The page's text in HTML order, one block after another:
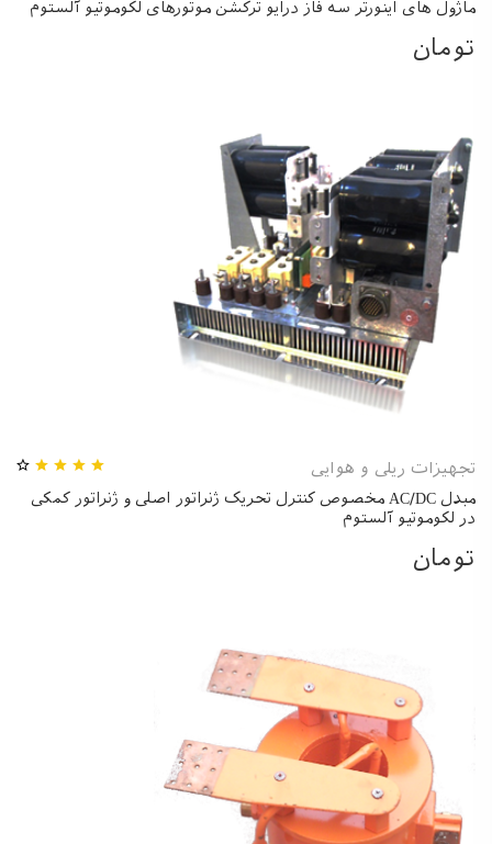
ماژول های اینورتر سه فاز درایو ترکشن موتورهای لکوموتیو آلستوم
تومان
تجهیزات ریلی و هوایی
مبدل AC/DC مخصوص کنترل تحریک ژنراتور اصلی و ژنراتور کمکی
در لکوموتیو آلستوم
تومان